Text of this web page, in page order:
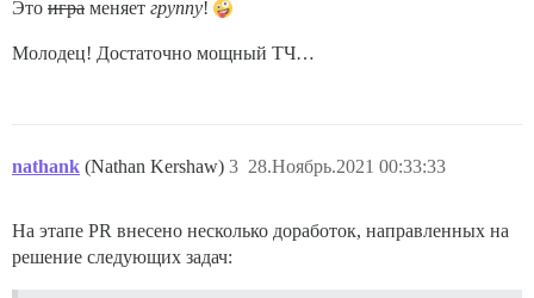
Это игра меняет группу!
Молодец! Достаточно мощный ТЧ…
nathank (Nathan Kershaw) 28.Ноябрь.2021 00:33:33
3
На этапе PR внесено несколько доработок, направленных на
решение следующих задач: